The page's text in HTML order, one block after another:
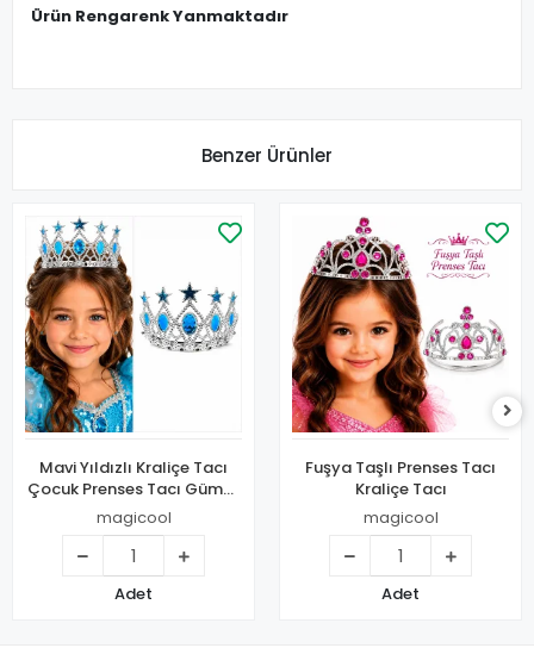
Ürün Rengarenk Yanmaktadır
Benzer Ürünler
Mavi Yıldızlı Kraliçe Tacı
Çocuk Prenses Tacı Gümüş
Renk
magicool
Adet
Fuşya Taşlı Prenses Tacı
Kraliçe Tacı
magicool
Adet